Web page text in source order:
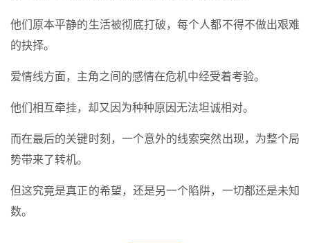
他们原本平静的生活被彻底打破，每个人都不得不做出艰难
的抉择。
爱情线方面，主角之间的感情在危机中经受着考验。
他们相互牵挂，却又因为种种原因无法坦诚相对。
而在最后的关键时刻，一个意外的线索突然出现，为整个局
势带来了转机。
但这究竟是真正的希望，还是另一个陷阱，一切都还是未知
数。